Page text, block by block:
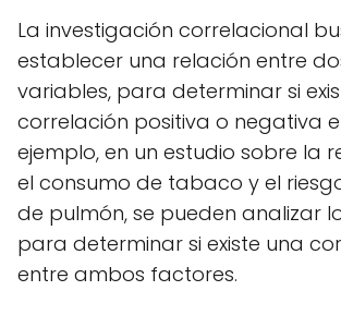
La investigación correlacional
establecer una relación entre
variables, para determinar si
correlación positiva o negativa
ejemplo, en un estudio sobre la
el consumo de tabaco y el
de pulmón, se pueden analizar
para determinar si existe una
entre ambos factores.